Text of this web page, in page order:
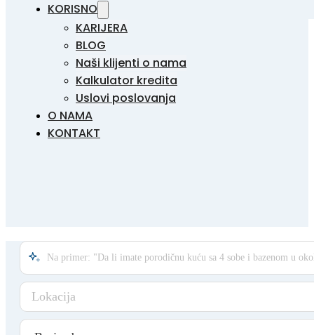
KORISNO
KARIJERA
BLOG
Naši klijenti o nama
Kalkulator kredita
Uslovi poslovanja
O NAMA
KONTAKT
Lokacija